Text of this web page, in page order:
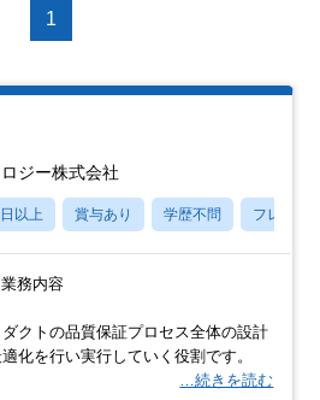
1
ジー株式会社
以上 賞与あり 学歴不問 フレック
務内容
ダクトの品質保証プロセス全体の設計
適化を⾏い実⾏していく役割です。
…続きを読む